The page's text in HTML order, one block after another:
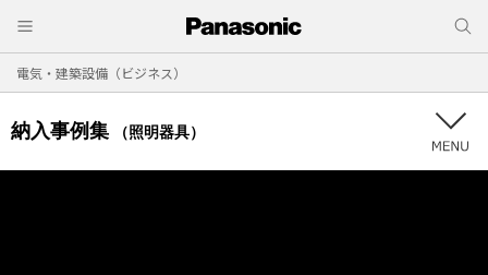
電気・建築設備（ビジネス）
納入事例集 （照明器具）